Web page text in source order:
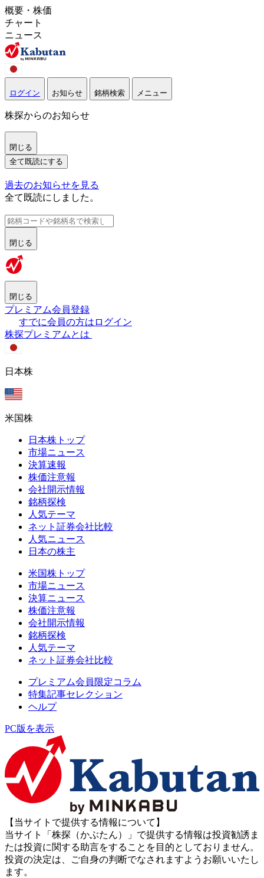
概要・株価
チャート
ニュース
ログイン お知らせ 銘柄検索 メニュー
株探からのお知らせ
閉じる
全て既読にする
過去のお知らせを見る
全て既読にしました。
閉じる
閉じる
プレミアム会員登録
すでに会員の方はログイン
株探プレミアムとは
日本株
米国株
日本株トップ
市場ニュース
決算速報
株価注意報
会社開示情報
銘柄探検
人気テーマ
ネット証券会社比較
人気ニュース
日本の株主
米国株トップ
市場ニュース
決算ニュース
株価注意報
会社開示情報
銘柄探検
人気テーマ
ネット証券会社比較
プレミアム会員限定コラム
特集記事セレクション
ヘルプ
PC版を表示
【当サイトで提供する情報について】
当サイト「株探（かぶたん）」で提供する情報は投資勧誘ま
たは投資に関する助言をすることを目的としておりません。
投資の決定は、ご自身の判断でなされますようお願いいたし
ます。